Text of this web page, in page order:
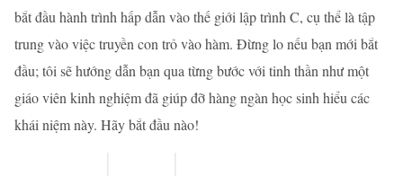
bắt đầu hành trình hấp dẫn vào thế giới lập trình C, cụ thể là tập
trung vào việc truyền con trỏ vào hàm. Đừng lo nếu bạn mới bắt
đầu; tôi sẽ hướng dẫn bạn qua từng bước với tinh thần như một
giáo viên kinh nghiệm đã giúp đỡ hàng ngàn học sinh hiểu các
khái niệm này. Hãy bắt đầu nào!